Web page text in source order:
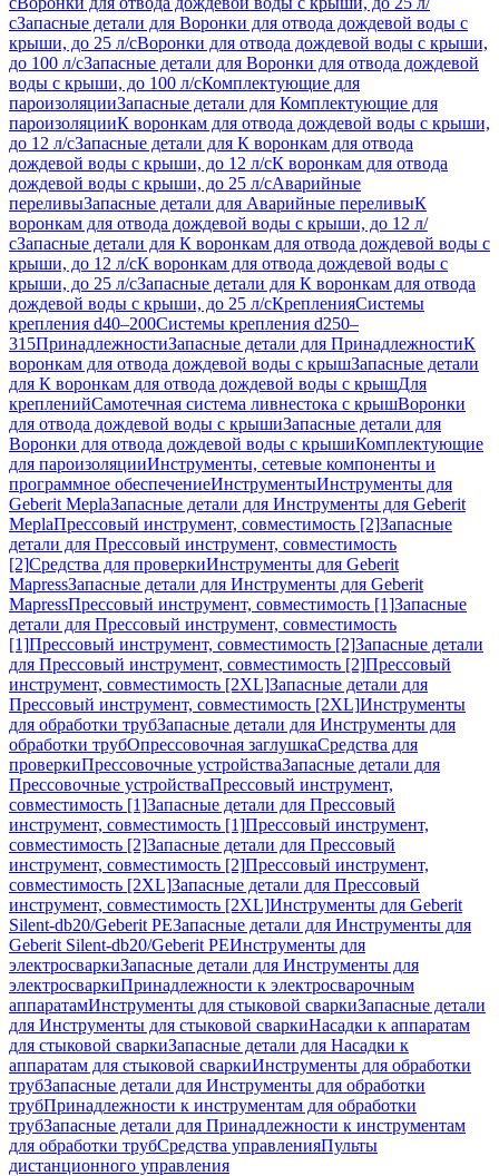
сЗапасные детали для Воронки для отвода дождевой воды с
крыши, до 25 л/сВоронки для отвода дождевой воды с крыши,
до 100 л/сЗапасные детали для Воронки для отвода дождевой
воды с крыши, до 100 л/сКомплектующие для
пароизоляцииЗапасные детали для Комплектующие для
пароизоляцииК воронкам для отвода дождевой воды с крыши,
до 12 л/сЗапасные детали для К воронкам для отвода
дождевой воды с крыши, до 12 л/сК воронкам для отвода
дождевой воды с крыши, до 25 л/сАварийные
переливыЗапасные детали для Аварийные переливыК
воронкам для отвода дождевой воды с крыши, до 12 л/
сЗапасные детали для К воронкам для отвода дождевой воды с
крыши, до 12 л/сК воронкам для отвода дождевой воды с
крыши, до 25 л/сЗапасные детали для К воронкам для отвода
дождевой воды с крыши, до 25 л/сКрепленияСистемы
крепления d40–200Системы крепления d250–
315ПринадлежностиЗапасные детали для ПринадлежностиК
воронкам для отвода дождевой воды с крышЗапасные детали
для К воронкам для отвода дождевой воды с крышДля
крепленийСамотечная система ливнестока с крышВоронки
для отвода дождевой воды с крышиЗапасные детали для
Воронки для отвода дождевой воды с крышиКомплектующие
для пароизоляцииИнструменты, сетевые компоненты и
программное обеспечениеИнструментыИнструменты для
Geberit MeplaЗапасные детали для Инструменты для Geberit
MeplaПрессовый инструмент, совместимость [2]Запасные
детали для Прессовый инструмент, совместимость
[2]Средства для проверкиИнструменты для Geberit
MapressЗапасные детали для Инструменты для Geberit
MapressПрессовый инструмент, совместимость [1]Запасные
детали для Прессовый инструмент, совместимость
[1]Прессовый инструмент, совместимость [2]Запасные детали
для Прессовый инструмент, совместимость [2]Прессовый
инструмент, совместимость [2XL]Запасные детали для
Прессовый инструмент, совместимость [2XL]Инструменты
для обработки трубЗапасные детали для Инструменты для
обработки трубОпрессовочная заглушкаСредства для
проверкиПрессовочные устройстваЗапасные детали для
Прессовочные устройстваПрессовый инструмент,
совместимость [1]Запасные детали для Прессовый
инструмент, совместимость [1]Прессовый инструмент,
совместимость [2]Запасные детали для Прессовый
инструмент, совместимость [2]Прессовый инструмент,
совместимость [2XL]Запасные детали для Прессовый
инструмент, совместимость [2XL]Инструменты для Geberit
Silent-db20/Geberit PEЗапасные детали для Инструменты для
Geberit Silent-db20/Geberit PEИнструменты для
электросваркиЗапасные детали для Инструменты для
электросваркиПринадлежности к электросварочным
аппаратамИнструменты для стыковой сваркиЗапасные детали
для Инструменты для стыковой сваркиНасадки к аппаратам
для стыковой сваркиЗапасные детали для Насадки к
аппаратам для стыковой сваркиИнструменты для обработки
трубЗапасные детали для Инструменты для обработки
трубПринадлежности к инструментам для обработки
трубЗапасные детали для Принадлежности к инструментам
для обработки трубСредства управленияПульты
дистанционного управления